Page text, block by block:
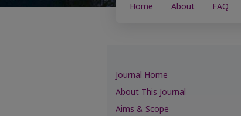
Home About FAQ
Journal Home
About This Journal
Aims & Scope